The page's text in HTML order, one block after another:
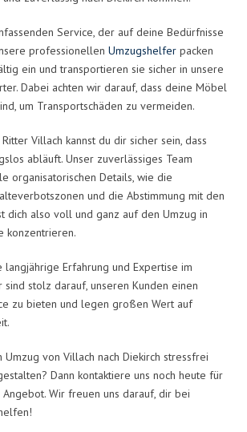
Service, der auf deine Bedürfnisse
professionellen Umzugshelfer packen
ein und transportieren sie sicher in unsere
Dabei achten wir darauf, dass deine Möbel
um Transportschäden zu vermeiden.
Villach kannst du dir sicher sein, dass
abläuft. Unser zuverlässiges Team
organisatorischen Details, wie die
und die Abstimmung mit den
dich also voll und ganz auf den Umzug in
konzentrieren.
langjährige Erfahrung und Expertise im
sind stolz darauf, unseren Kunden einen
zu bieten und legen großen Wert auf
Umzug von Villach nach Diekirch stressfrei
Dann kontaktiere uns noch heute für
Wir freuen uns darauf, dir bei